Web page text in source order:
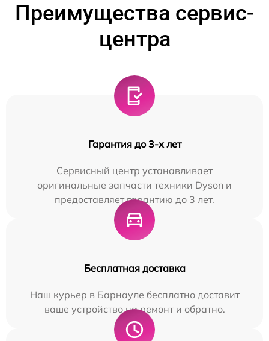
Преимущества сервис-
центра
Гарантия до 3-х лет
Сервисный центр устанавливает
оригинальные запчасти техники Dyson и
предоставляет гарантию до 3 лет.
Бесплатная доставка
Наш курьер в Барнауле бесплатно доставит
ваше устройство на ремонт и обратно.